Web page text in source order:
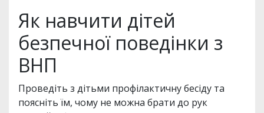
Як навчити дітей
безпечної поведінки з
ВНП
Проведіть з дітьми профілактичну бесіду та
поясніть їм, чому не можна брати до рук